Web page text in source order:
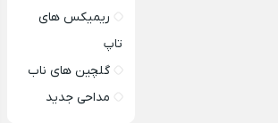
ریمیکس های
تاپ
گلچین های ناب
مداحی جدید